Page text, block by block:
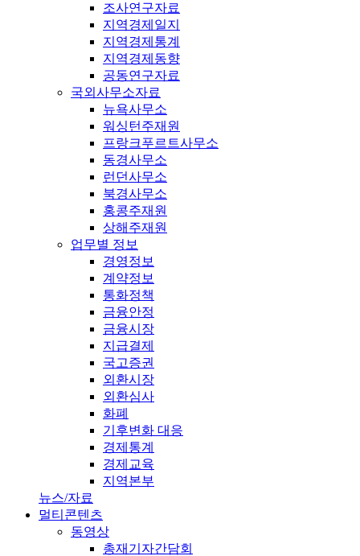
조사연구자료
지역경제일지
지역경제통계
지역경제동향
공동연구자료
국외사무소자료
뉴욕사무소
워싱턴주재원
프랑크푸르트사무소
동경사무소
런던사무소
북경사무소
홍콩주재원
상해주재원
업무별 정보
경영정보
계약정보
통화정책
금융안정
금융시장
지급결제
국고증권
외환시장
외환심사
화폐
기후변화 대응
경제통계
경제교육
지역본부
뉴스/자료
멀티콘텐츠
동영상
총재기자간담회